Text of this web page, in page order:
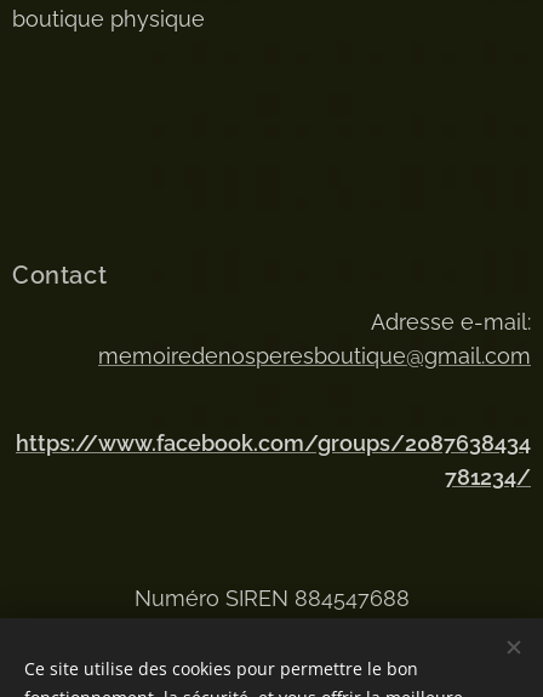
boutique physique
Contact
Adresse e-mail:
memoiredenosperesboutique@gmail.com
https://www.facebook.com/groups/2087638434
781234/
Numéro SIREN 884547688
Ce site utilise des cookies pour permettre le bon